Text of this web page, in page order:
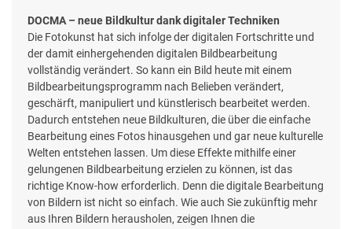
DOCMA – neue Bildkultur dank digitaler Techniken
Die Fotokunst hat sich infolge der digitalen Fortschritte und
der damit einhergehenden digitalen Bildbearbeitung
vollständig verändert. So kann ein Bild heute mit einem
Bildbearbeitungsprogramm nach Belieben verändert,
geschärft, manipuliert und künstlerisch bearbeitet werden.
Dadurch entstehen neue Bildkulturen, die über die einfache
Bearbeitung eines Fotos hinausgehen und gar neue kulturelle
Welten entstehen lassen. Um diese Effekte mithilfe einer
gelungenen Bildbearbeitung erzielen zu können, ist das
richtige Know-how erforderlich. Denn die digitale Bearbeitung
von Bildern ist nicht so einfach. Wie auch Sie zukünftig mehr
aus Ihren Bildern herausholen, zeigen Ihnen die